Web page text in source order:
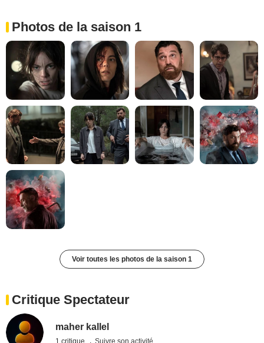
Photos de la saison 1
Voir toutes les photos de la saison 1
Critique Spectateur
maher kallel
1 critique Suivre son activité